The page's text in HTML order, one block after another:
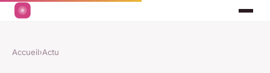
Accueil›Actu